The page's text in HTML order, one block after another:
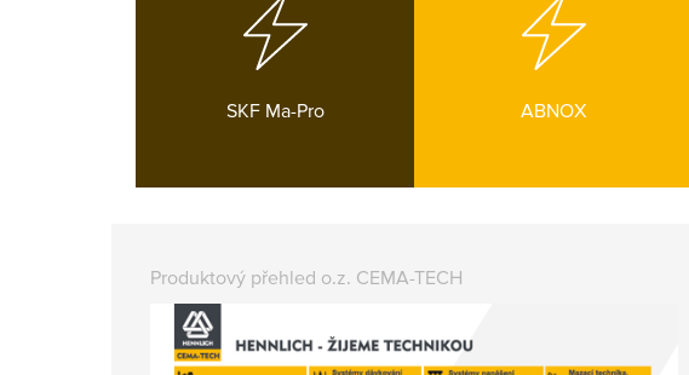
SKF Ma-Pro ABNOX
Produktový přehled o.z. CEMA-TECH